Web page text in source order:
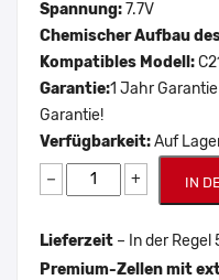
Spannung:7.7V
Chemischer Aufbau
Kompatibles Modell:
Garantie:1 Jahr
Garantie!
Verfügbarkeit:Auf
− + IN
Lieferzeit – In der Regel
Premium-Zellen mit